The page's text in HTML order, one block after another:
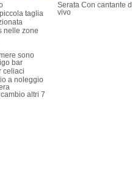
taglia
nelle zone
sono
bar
celiaci
a noleggio
altri 7
Serata Con cantante
vivo